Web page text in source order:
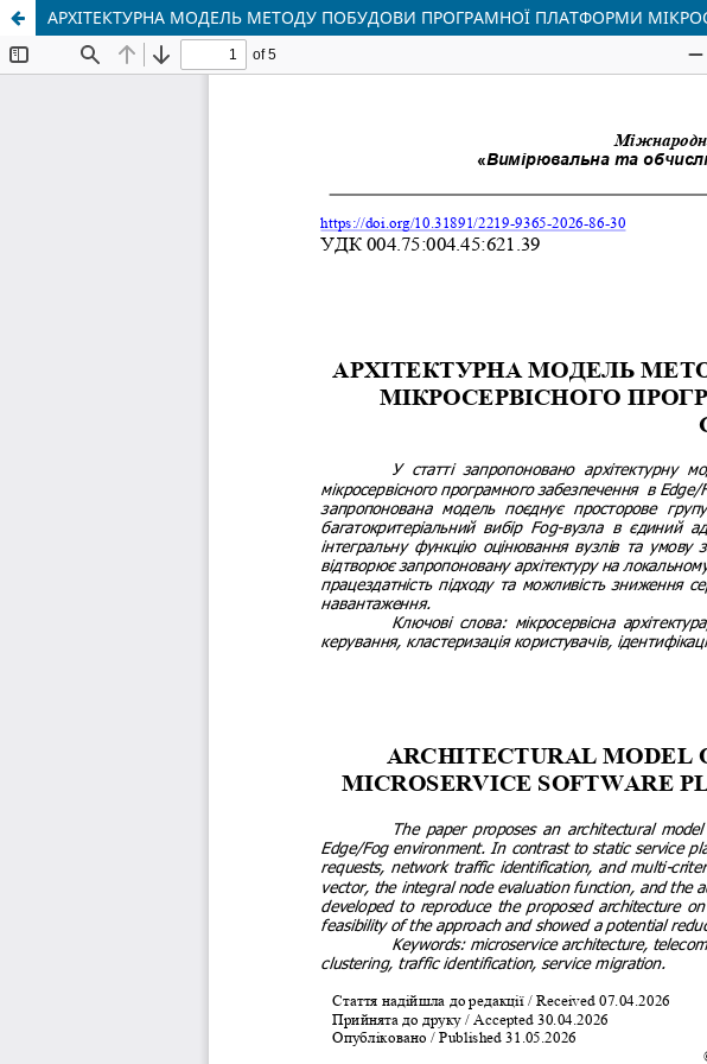
АРХІТЕКТУРНА МОДЕЛЬ МЕТОДУ ПОБУДОВИ ПРОГРАМНОЇ ПЛАТФОРМИ